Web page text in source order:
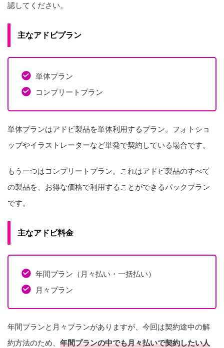
認してください。
主なアドビプラン
単体プラン
コンプリートプラン
単体プランはアドビ製品を単体利用するプラン。フォトショ
ップやイラストレーターなど単発で契約している場合です。
もう一つはコンプリートプラン。これはアドビ製品のすべて
の製品を、お得な価格で利用することができるパックプラン
です。
主なアドビ料金
年間プラン（月々払い・一括払い）
月々プラン
年間プランと月々プランがありますが、今回は契約途中の解
約方法のため、 年間プランの中でも月々払いで契約したい人